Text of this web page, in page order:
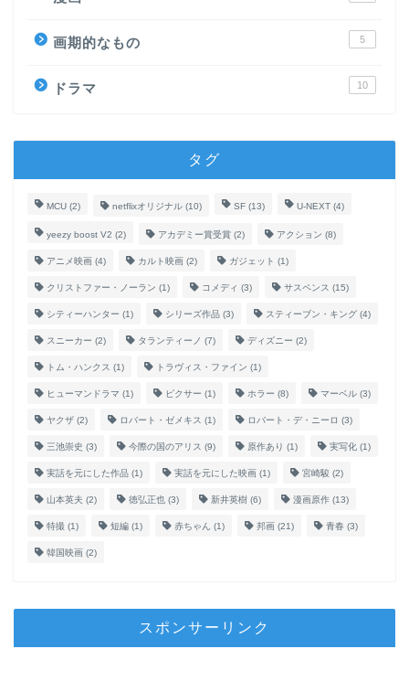
画期的なもの 5
ドラマ 10
タグ
MCU (2) netflixオリジナル (10) SF (13) U-NEXT (4)
yeezy boost V2 (2) アカデミー賞受賞 (2) アクション (8)
アニメ映画 (4) カルト映画 (2) ガジェット (1)
クリストファー・ノーラン (1) コメディ (3) サスペンス (15)
シティーハンター (1) シリーズ作品 (3) スティーブン・キング (4)
スニーカー (2) タランティーノ (7) ディズニー (2)
トム・ハンクス (1) トラヴィス・ファイン (1)
ヒューマンドラマ (1) ピクサー (1) ホラー (8) マーベル (3)
ヤクザ (2) ロバート・ゼメキス (1) ロバート・デ・ニーロ (3)
三池崇史 (3) 今際の国のアリス (9) 原作あり (1) 実写化 (1)
実話を元にした作品 (1) 実話を元にした映画 (1) 宮崎駿 (2)
山本英夫 (2) 徳弘正也 (3) 新井英樹 (6) 漫画原作 (13)
特撮 (1) 短編 (1) 赤ちゃん (1) 邦画 (21) 青春 (3)
韓国映画 (2)
スポンサーリンク